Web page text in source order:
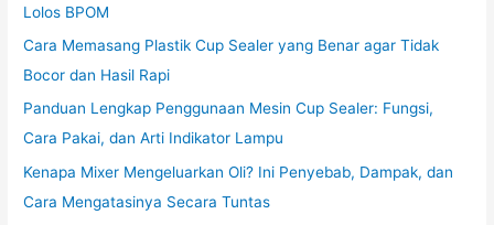
Lolos BPOM
Cara Memasang Plastik Cup Sealer yang Benar agar Tidak
Bocor dan Hasil Rapi
Panduan Lengkap Penggunaan Mesin Cup Sealer: Fungsi,
Cara Pakai, dan Arti Indikator Lampu
Kenapa Mixer Mengeluarkan Oli? Ini Penyebab, Dampak, dan
Cara Mengatasinya Secara Tuntas